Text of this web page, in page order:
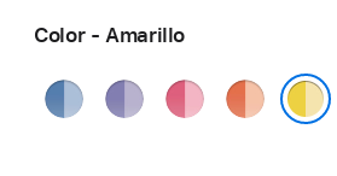
Color - Amarillo
Azul PúrpuraRosa Naranja